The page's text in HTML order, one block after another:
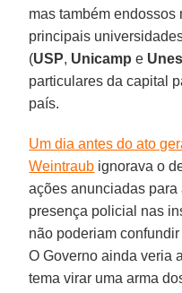
mas também
principais
(USP, Unicamp e
particulares da capital
país.
Um dia antes do ato
Weintraub ignorava o
ações anunciadas
presença policial nas
não poderiam
O Governo ainda veria
tema virar uma arma